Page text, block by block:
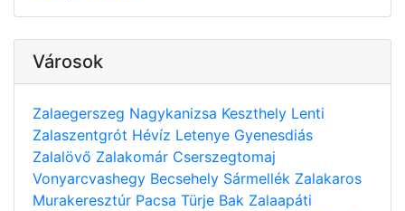
Városok
Zalaegerszeg Nagykanizsa Keszthely Lenti
Zalaszentgrót Hévíz Letenye Gyenesdiás
Zalalövő Zalakomár Cserszegtomaj
Vonyarcvashegy Becsehely Sármellék Zalakaros
Murakeresztúr Pacsa Türje Bak Zalaapáti